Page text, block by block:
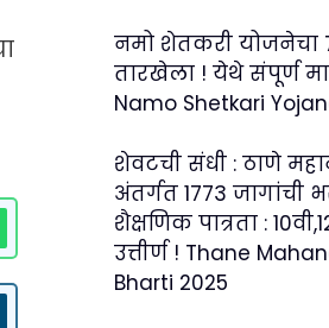
नमो शेतकरी योजनेचा
तारखेला ! येथे संपूर्ण
Namo Shetkari
शेवटची संधी : ठाणे
अंतर्गत 1773 जागांची
शैक्षणिक पात्रता :
उत्तीर्ण ! Thane
Bharti 2025